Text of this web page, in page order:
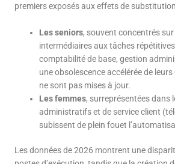
premiers exposés aux effets de substitution
Les seniors, souvent concentrés
intermédiaires aux tâches
comptabilité de base, gestion
une obsolescence accélérée de
ne sont pas mises à jour.
Les femmes, surreprésentées dans
administratifs et de service client
subissent de plein fouet
Les données de 2026 montrent une